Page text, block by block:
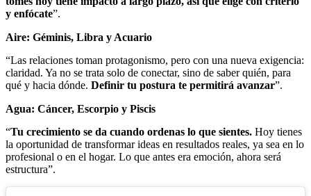
y enfócate”.
Aire: Géminis, Libra y Acuario
“Las relaciones toman protagonismo, pero con una nueva exigencia:
claridad. Ya no se trata solo de conectar, sino de saber quién, para
qué y hacia dónde. Definir tu postura te permitirá avanzar”.
Agua: Cáncer, Escorpio y Piscis
“Tu crecimiento se da cuando ordenas lo que sientes. Hoy tienes
la oportunidad de transformar ideas en resultados reales, ya sea en lo
profesional o en el hogar. Lo que antes era emoción, ahora será
estructura”.